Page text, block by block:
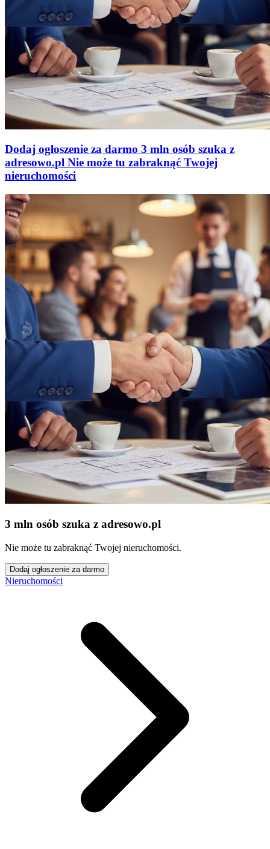
Dodaj ogłoszenie za darmo 3 mln osób szuka z
adresowo.pl Nie może tu zabraknąć Twojej
nieruchomości
3 mln osób szuka z adresowo.pl
Nie może tu zabraknąć Twojej nieruchomości.
Dodaj ogłoszenie za darmo
Nieruchomości